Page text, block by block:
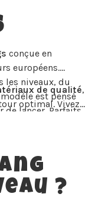
conçue en
européens.
les niveaux, du
est pensé
lancer. Parfaits
évolution
de qualité,
optimal. Vivez
et faite votre
?